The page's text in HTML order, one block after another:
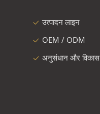
उत्पादन लाइन
OEM / ODM
अनुसंधान और विकास